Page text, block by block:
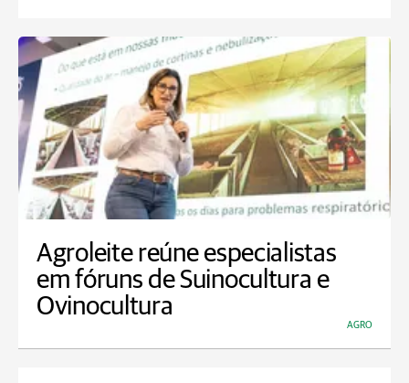
Agroleite reúne especialistas
em fóruns de Suinocultura e
Ovinocultura
AGRO